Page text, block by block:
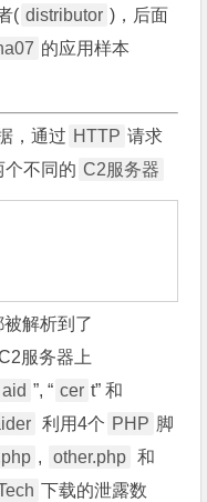
( distributor )，后面
的应用样本
，通过 HTTP 请求
个不同的 C2服务器
解析到了
服务器上
aid ”, “ cer t” 和
利用4个 PHP 脚
, other.php 和
下载的泄露数